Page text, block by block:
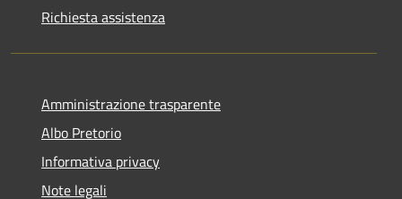
Richiesta assistenza
Amministrazione trasparente
Albo Pretorio
Informativa privacy
Note legali